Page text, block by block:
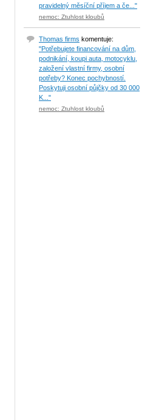
pravidelný měsíční příjem a če..."
nemoc: Ztuhlost kloubů
Thomas firms komentuje:
"Potřebujete financování na dům,
podnikání, koupi auta, motocyklu,
založení vlastní firmy, osobní
potřeby? Konec pochybností.
Poskytuji osobní půjčky od 30 000
K..."
nemoc: Ztuhlost kloubů